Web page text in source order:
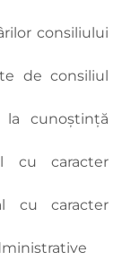
consiliului
de consiliul
la cunoștință
cu caracter
cu caracter